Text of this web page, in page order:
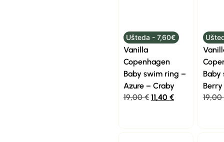
Ušteda - 7,60€
Vanilla
Copenhagen
Baby swim ring –
Azure – Craby
19,00€ 11,40 €
Baby
19,00